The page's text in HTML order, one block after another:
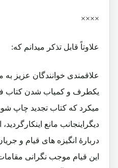
××××
علاوتاً قابل تذکر میدانم که:
علاقمندی خوانندگان عزیز
یکطرف و کمیاب شدن کتاب
میکرد که کتاب تجدید چاپ
دیگراینجانب مانع
دربارۀ انگیزه های قیام و
این قیام موجب نگرانی